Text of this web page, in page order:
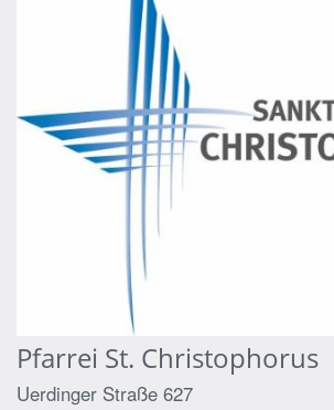
Pfarrei St. Christophorus
Uerdinger Straße 627